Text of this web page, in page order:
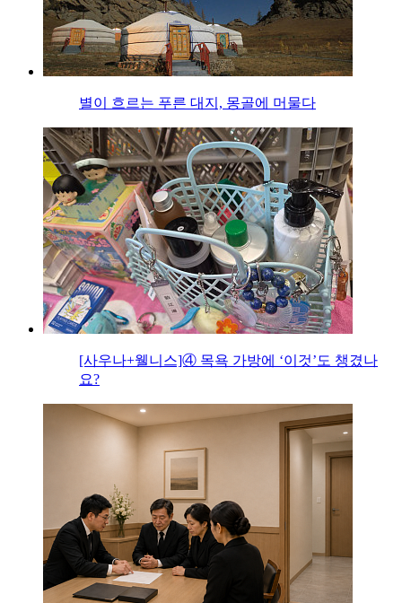
별이 흐르는 푸른 대지, 몽골에 머물다
[사우나+웰니스]④ 목욕 가방에 ‘이것’도 챙겼나
요?